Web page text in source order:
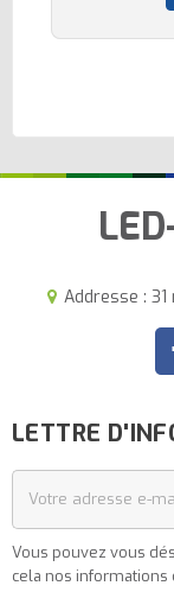
Addresse : 31
LETTRE
Vous pouvez vous
cela nos informations